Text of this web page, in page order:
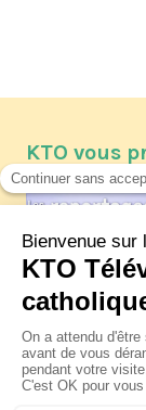
KTO vous